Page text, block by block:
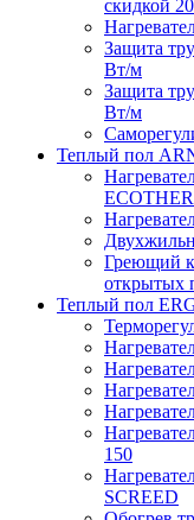
скидкой
Защита
Вт/м
Защита
Вт/м
Теплый пол
Греющий
открытых
Теплый пол
150
SCREED